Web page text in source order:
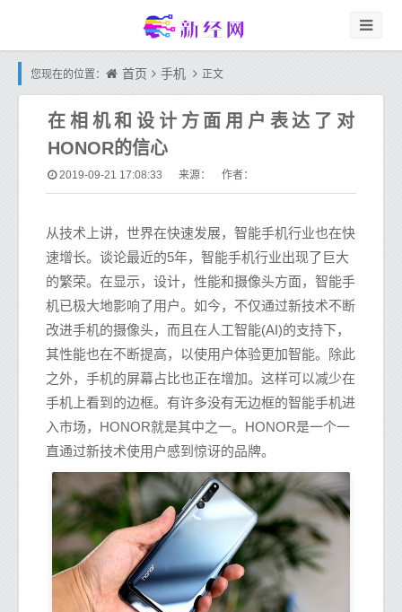
您现在的位置： 首页 手机 正文
在相机和设计方面用户表达了对
HONOR的信心
2019-09-21 17:08:33 来源： 作者：
从技术上讲，世界在快速发展，智能手机行业也在快
速增长。谈论最近的5年，智能手机行业出现了巨大
的繁荣。在显示，设计，性能和摄像头方面，智能手
机已极大地影响了用户。如今，不仅通过新技术不断
改进手机的摄像头，而且在人工智能(AI)的支持下，
其性能也在不断提高，以使用户体验更加智能。除此
之外，手机的屏幕占比也正在增加。这样可以减少在
手机上看到的边框。有许多没有无边框的智能手机进
入市场，HONOR就是其中之一。HONOR是一个一
直通过新技术使用户感到惊讶的品牌。